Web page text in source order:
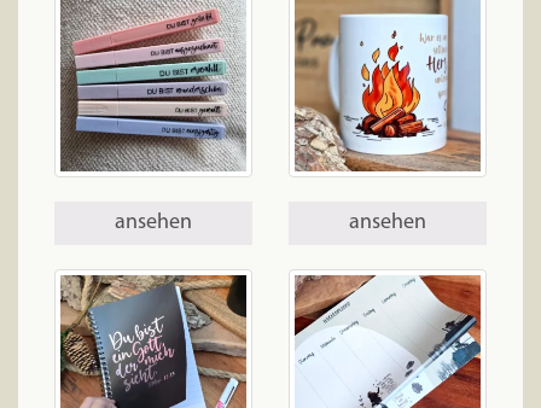
ansehen ansehen